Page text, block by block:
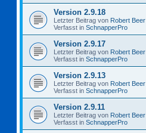
Version 2.9.18
Letzter Beitrag von Robert Beer
Verfasst in SchnapperPro
Version 2.9.17
Letzter Beitrag von Robert Beer
Verfasst in SchnapperPro
Version 2.9.13
Letzter Beitrag von Robert Beer
Verfasst in SchnapperPro
Version 2.9.11
Letzter Beitrag von Robert Beer
Verfasst in SchnapperPro